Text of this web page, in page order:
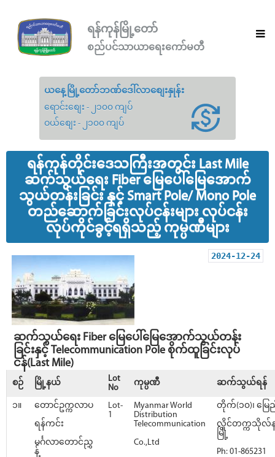
ရန်ကုန်မြို့တော်
စည်ပင်သာယာရေးကော်မတီ
ယနေ့မြို့တော်ဘဏ်ဒေါ်လာစျေးနှုန်း
ရောင်းစျေး - ၂၁၀၀ ကျပ်
ဝယ်စျေး - ၂၁၀၀ ကျပ်
ရန်ကုန်တိုင်းဒေသကြီးအတွင်း Last Mile
ဆက်သွယ်ရေး Fiber မြေပေါ်မြေအောက်
သွယ်တန်းခြင်း နှင့် Smart Pole/ Mono Pole
တည်ဆောက်ခြင်းလုပ်ငန်းများ လုပ်ငန်း
လုပ်ကိုင်ခွင့်ရရှိသည့် ကုမ္ပဏီများ
2024-12-24
ဆက်သွယ်ရေး Fiber မြေပေါ်မြေအောက်သွယ်တန်း
ခြင်းနှင့် Telecommunication Pole စိုက်ထူခြင်းလုပ်
ငန်(Last Mile)
စဉ် မြို့နယ်
Lot
No
ကုမ္ပဏီ ဆက်သွယ်ရန်
၁။
တောင်ဥက္ကလာပ
ရန်ကင်း
မင်္ဂလာတောင်ညွှ
န့်
Lot-
1
Myanmar World
Distribution
Telecommunication
Co.,Ltd
တိုက်(၁၀)၊ မြေညီ
လှိုင်တက္ကသိုလ်န
မြို့
Ph: 01-865231